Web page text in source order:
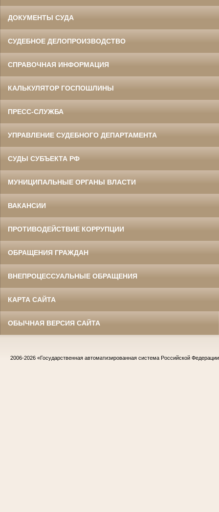
ДОКУМЕНТЫ СУДА
СУДЕБНОЕ ДЕЛОПРОИЗВОДСТВО
СПРАВОЧНАЯ ИНФОРМАЦИЯ
КАЛЬКУЛЯТОР ГОСПОШЛИНЫ
ПРЕСС-СЛУЖБА
УПРАВЛЕНИЕ СУДЕБНОГО ДЕПАРТАМЕНТА
СУДЫ СУБЪЕКТА РФ
МУНИЦИПАЛЬНЫЕ ОРГАНЫ ВЛАСТИ
ВАКАНСИИ
ПРОТИВОДЕЙСТВИЕ КОРРУПЦИИ
ОБРАЩЕНИЯ ГРАЖДАН
ВНЕПРОЦЕССУАЛЬНЫЕ ОБРАЩЕНИЯ
КАРТА САЙТА
ОБЫЧНАЯ ВЕРСИЯ САЙТА
2006-2026 «Государственная автоматизированная система Российской